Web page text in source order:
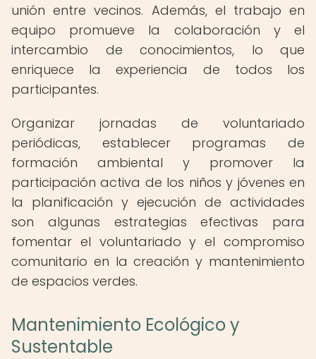
unión entre vecinos. Además, el trabajo en
equipo promueve la colaboración y el
intercambio de conocimientos, lo que
enriquece la experiencia de todos los
participantes.
Organizar jornadas de voluntariado
periódicas, establecer programas de
formación ambiental y promover la
participación activa de los niños y jóvenes en
la planificación y ejecución de actividades
son algunas estrategias efectivas para
fomentar el voluntariado y el compromiso
comunitario en la creación y mantenimiento
de espacios verdes.
Mantenimiento Ecológico y
Sustentable